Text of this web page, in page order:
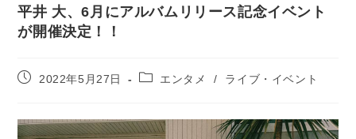
平井 大、6月にアルバムリリース記念イベント
が開催決定！！
投
開
2022年5月27日
投
テ
エンタメ / ライブ・イベント